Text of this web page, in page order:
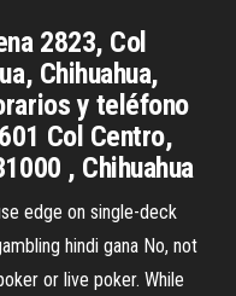
2823, Col
Chihuahua,
y teléfono
Col Centro,
, Chihuahua
edge on single-deck
hindi gana No, not
or live poker. While